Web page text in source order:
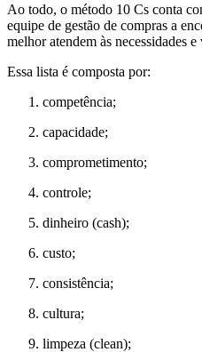
Ao todo, o método 10 Cs conta
equipe de gestão de compras a
melhor atendem às necessidades
Essa lista é composta por:
competência;
capacidade;
comprometimento;
controle;
dinheiro (cash);
custo;
consistência;
cultura;
limpeza (clean);